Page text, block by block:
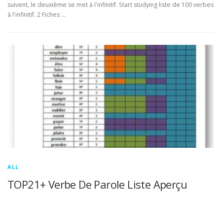
suivent, le deuxième se met à l'infinitif. Start studying liste de 100 verbes
à l'infinitif. 2 Fiches …
ALL
TOP21+ Verbe De Parole Liste Aperçu